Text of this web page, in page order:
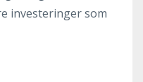
investeringer som